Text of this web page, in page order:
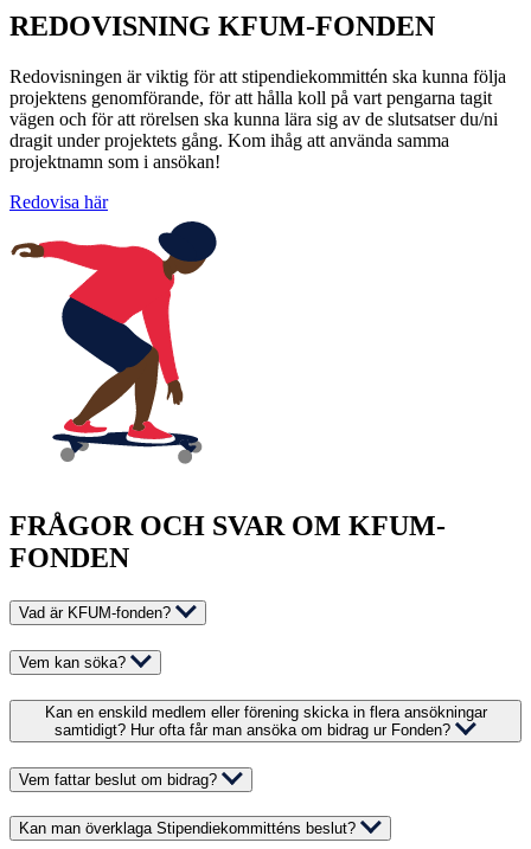
REDOVISNING KFUM-FONDEN
Redovisningen är viktig för att stipendiekommittén ska kunna följa
projektens genomförande, för att hålla koll på vart pengarna tagit
vägen och för att rörelsen ska kunna lära sig av de slutsatser du/ni
dragit under projektets gång. Kom ihåg att använda samma
projektnamn som i ansökan!
Redovisa här
FRÅGOR OCH SVAR OM KFUM-
FONDEN
Vad är KFUM-fonden?
Vem kan söka?
Kan en enskild medlem eller förening skicka in flera ansökningar
samtidigt? Hur ofta får man ansöka om bidrag ur Fonden?
Vem fattar beslut om bidrag?
Kan man överklaga Stipendiekommitténs beslut?